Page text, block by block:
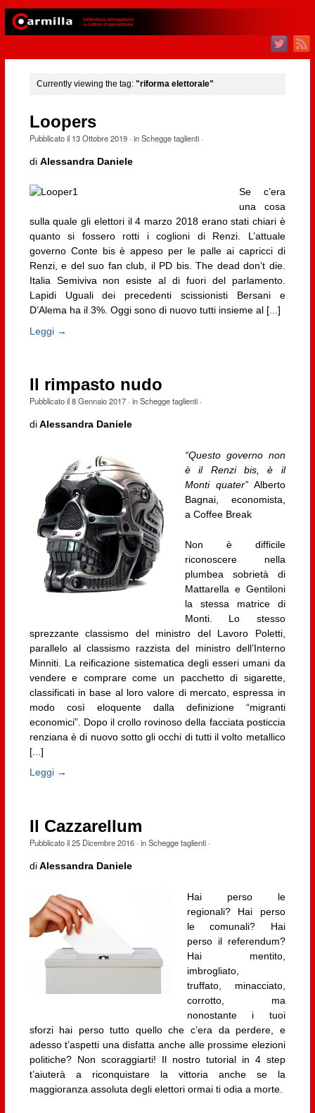
Currently viewing the tag: "riforma elettorale"
Loopers
Pubblicato il 13 Ottobre 2019· inSchegge taglienti·
di Alessandra Daniele
Se c’era
una cosa
sulla quale gli elettori il 4 marzo 2018 erano stati chiari è
quanto si fossero rotti i coglioni di Renzi. L’attuale
governo Conte bis è appeso per le palle ai capricci di
Renzi, e del suo fan club, il PD bis. The dead don’t die.
Italia Semiviva non esiste al di fuori del parlamento.
Lapidi Uguali dei precedenti scissionisti Bersani e
D’Alema ha il 3%. Oggi sono di nuovo tutti insieme al [...]
Leggi →
Il rimpasto nudo
Pubblicato il8 Gennaio 2017· inSchegge taglienti·
diAlessandra Daniele
“Questo governo non
è il Renzi bis, è il
Monti quater”Alberto
Bagnai, economista,
a Coffee Break
Non è difficile
riconoscere nella
plumbea sobrietà di
Mattarella e Gentiloni
la stessa matrice di
Monti. Lo stesso
sprezzante classismo del ministro del Lavoro Poletti,
parallelo al classismo razzista del ministro dell’Interno
Minniti. La reificazione sistematica degli esseri umani da
vendere e comprare come un pacchetto di sigarette,
classificati in base al loro valore di mercato, espressa in
modo così eloquente dalla definizione “migranti
economici”. Dopo il crollo rovinoso della facciata posticcia
renziana è di nuovo sotto gli occhi di tutti il volto metallico
[...]
Leggi →
Il Cazzarellum
Pubblicato il25 Dicembre 2016· inSchegge taglienti·
diAlessandra Daniele
Hai perso le
regionali? Hai perso
le comunali? Hai
perso il referendum?
Hai mentito,
imbrogliato,
truffato, minacciato,
corrotto, ma
nonostante i tuoi
sforzi hai perso tutto quello che c’era da perdere, e
adesso t’aspetti una disfatta anche alle prossime elezioni
politiche? Non scoraggiarti! Il nostro tutorial in 4 step
t’aiuterà a riconquistare la vittoria anche se la
maggioranza assoluta degli elettori ormai ti odia a morte.